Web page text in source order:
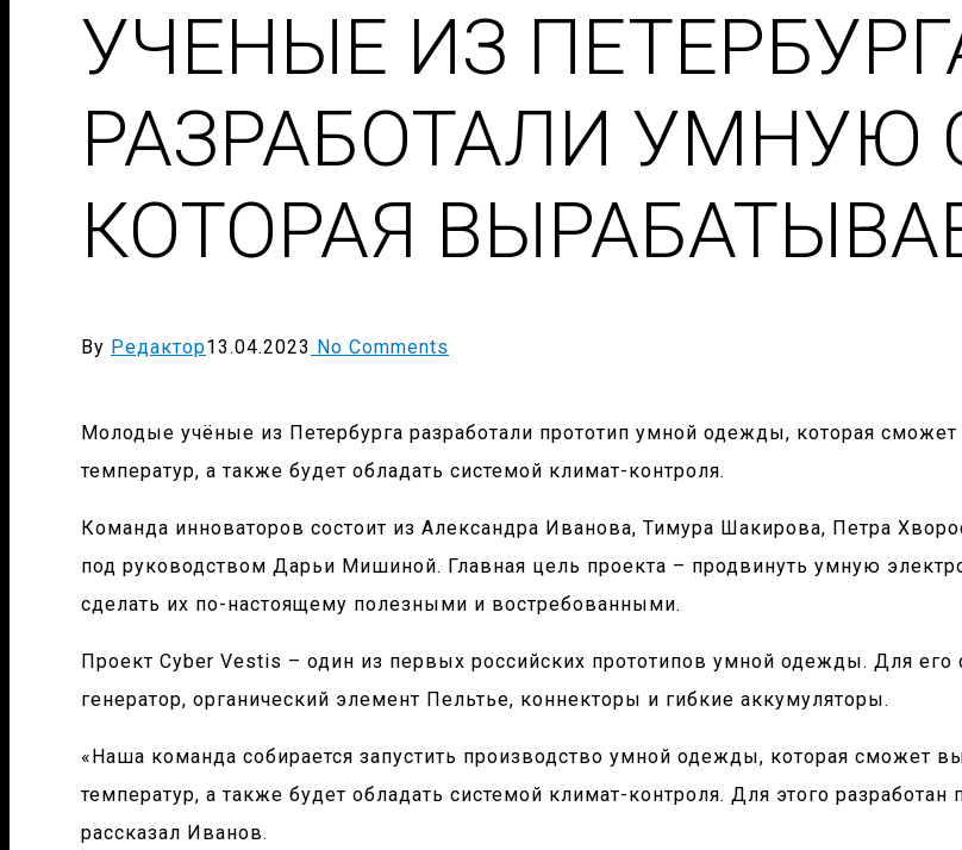
УЧЕНЫЕ ИЗ
РАЗРАБОТАЛИ УМНУЮ
КОТОРАЯ
By Редактор13.04.2023 No Comments
Молодые учёные из Петербурга разработали прототип умной одежды, которая
температур, а также будет обладать системой климат-контроля.
Команда инноваторов состоит из Александра Иванова, Тимура Шакирова, Петра
под руководством Дарьи Мишиной. Главная цель проекта – продвинуть умную
сделать их по-настоящему полезными и востребованными.
Проект Cyber Vestis – один из первых российских прототипов умной одежды. Для его
генератор, органический элемент Пельтье, коннекторы и гибкие аккумуляторы.
«Наша команда собирается запустить производство умной одежды, которая сможет
температур, а также будет обладать системой климат-контроля. Для этого разработан
рассказал Иванов.